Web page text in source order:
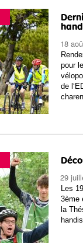
18
pour
de
29
Les
3ème
la